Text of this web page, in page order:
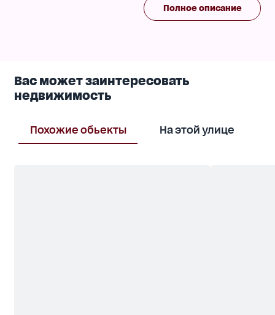
Участок с ландшафтным дизайном. Красивая
беседка из красного дерева ручной работы.
Звоните, договоримся о просмотре!
Полное описание
Вас может заинтересовать
недвижимость
Похожие обьекты На этой улице